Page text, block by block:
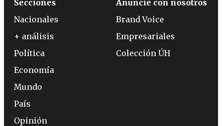
Secciones
Nacionales
+ análisis
Política
Economía
Mundo
País
Opinión
Anuncie con nosotros
Brand Voice
Empresariales
Colección ÚH